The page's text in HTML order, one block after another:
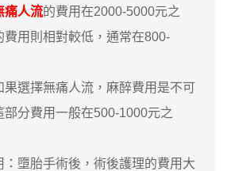
痛人流的費用在2000-5000元之
費用則相對較低，通常在800-
選擇無痛人流，麻醉費用是不可
分費用一般在500-1000元之
墮胎手術後，術後護理的費用大